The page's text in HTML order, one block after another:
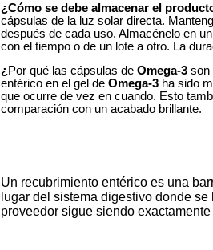
¿Cómo se debe almacenar el
cápsulas de la luz solar directa.
después de cada uso. Almacénelo en
con el tiempo o de un lote a otro. La
¿Por qué las cápsulas de Omega-3 son
entérico en el gel de Omega-3 ha sido
que ocurre de vez en cuando. Esto
comparación con un acabado brillante.
Un recubrimiento entérico es una
lugar del sistema digestivo donde
proveedor sigue siendo